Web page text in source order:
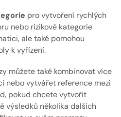
pro vytvoření rychlých
nebo rizikové kategorie
ale také pomohou
k vyřízení.
můžete také kombinovat více
nebo vytvářet reference mezi
pokud chcete vytvořit
výsledků několika dalších